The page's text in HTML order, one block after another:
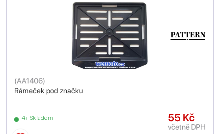
Rámeček pod značku
(AA1406)
4+ Skladem 55 Kč
včetně DPH